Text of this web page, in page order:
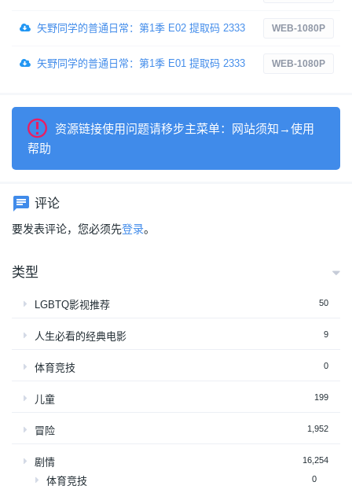
矢野同学的普通日常：第1季 E02 提取码 2333 WEB-1080P
矢野同学的普通日常：第1季 E01 提取码 2333 WEB-1080P
资源链接使用问题请移步主菜单：网站须知→使用
帮助
评论
要发表评论，您必须先登录。
类型
LGBTQ影视推荐 50
人生必看的经典电影 9
体育竞技 0
儿童 199
冒险 1,952
剧情 16,254
体育竞技 0